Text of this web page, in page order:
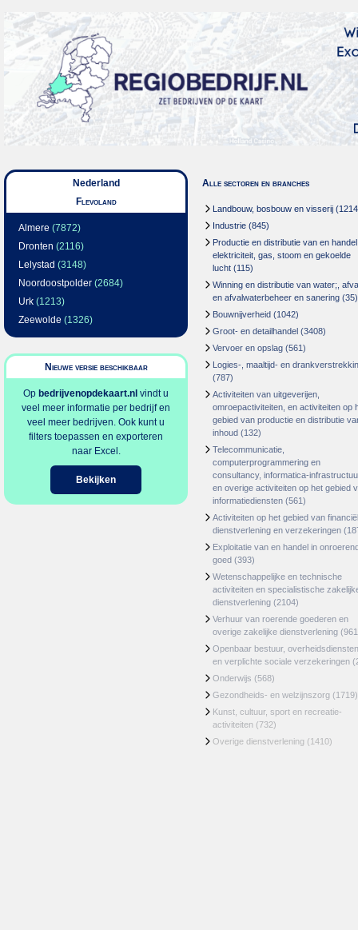
Nederland
Flevoland
Almere (7872)
Dronten (2116)
Lelystad (3148)
Noordoostpolder (2684)
Urk (1213)
Zeewolde (1326)
Nieuwe versie beschikbaar
Op bedrijvenopdekaart.nl vindt u
veel meer informatie per bedrijf en
veel meer bedrijven. Ook kunt u
filters toepassen en exporteren
naar Excel.
Bekijken
Alle sectoren en branches
Landbouw, bosbouw en visserij
Industrie (845)
Productie en distributie van en
elektriciteit, gas, stoom en gekoelde
lucht (115)
Winning en distributie van water;,
en afvalwaterbeheer en sanering (35)
Bouwnijverheid (1042)
Groot- en detailhandel (3408)
Vervoer en opslag (561)
Logies-, maaltijd- en
(787)
Activiteiten van uitgeverijen,
omroepactiviteiten, en activiteiten op
gebied van productie en distributie
inhoud (132)
Telecommunicatie,
computerprogrammering en
consultancy, informatica-
en overige activiteiten op het gebied
informatiediensten (561)
Activiteiten op het gebied van
dienstverlening en verzekeringen
Exploitatie van en handel in
goed (393)
Wetenschappelijke en technische
activiteiten en specialistische
dienstverlening (2104)
Verhuur van roerende goederen en
overige zakelijke dienstverlening
Openbaar bestuur, overheidsdiensten
en verplichte sociale verzekeringen
Onderwijs (568)
Gezondheids- en welzijnszorg (1719)
Kunst, cultuur, sport en recreatie-
activiteiten (732)
Overige dienstverlening (1410)